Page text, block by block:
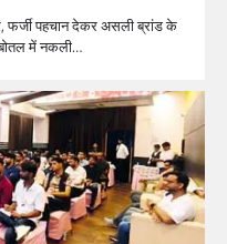
पहचान देकर असली ब्रांड के
में नकली…